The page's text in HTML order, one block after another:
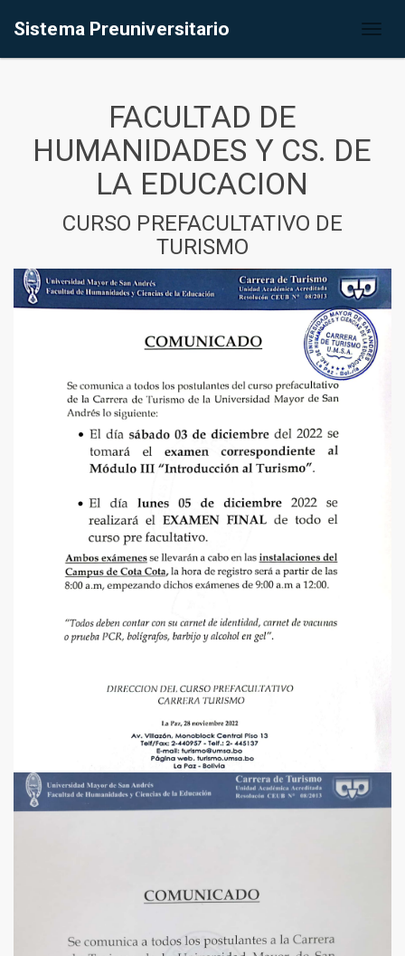
Sistema Preuniversitario
FACULTAD DE
HUMANIDADES Y CS. DE
LA EDUCACION
CURSO PREFACULTATIVO DE
TURISMO